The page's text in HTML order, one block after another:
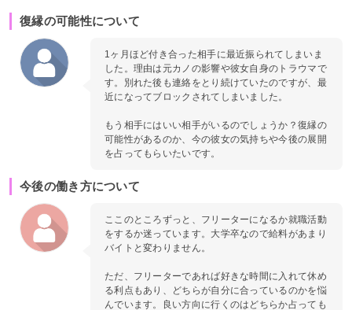
復縁の可能性について
1ヶ月ほど付き合った相手に最近振られてしまいま
した。理由は元カノの影響や彼女自身のトラウマで
す。別れた後も連絡をとり続けていたのですが、最
近になってブロックされてしまいました。
もう相手にはいい相手がいるのでしょうか？復縁の
可能性があるのか、今の彼女の気持ちや今後の展開
を占ってもらいたいです。
今後の働き方について
ここのところずっと、フリーターになるか就職活動
をするか迷っています。大学卒なので給料があまり
バイトと変わりません。
ただ、フリーターであれば好きな時間に入れて休め
る利点もあり、どちらが自分に合っているのかを悩
んでいます。良い方向に行くのはどちらか占っても